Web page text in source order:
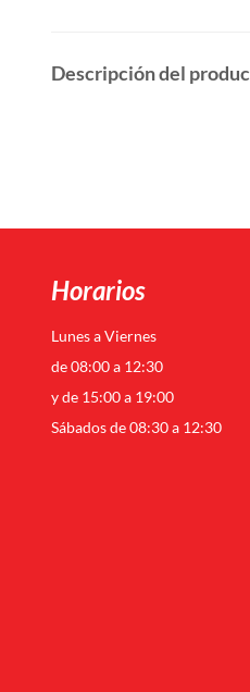
Descripción del
Horarios
Lunes a Viernes
de 08:00 a 12:30
y de 15:00 a 19:00
Sábados de 08:30 a 12:30